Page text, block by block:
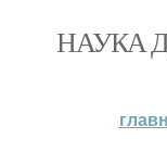
НАУКА